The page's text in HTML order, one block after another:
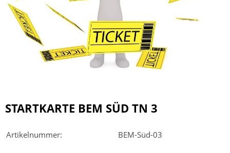
STARTKARTE BEM SÜD TN 3
Artikelnummer: BEM-Süd-03